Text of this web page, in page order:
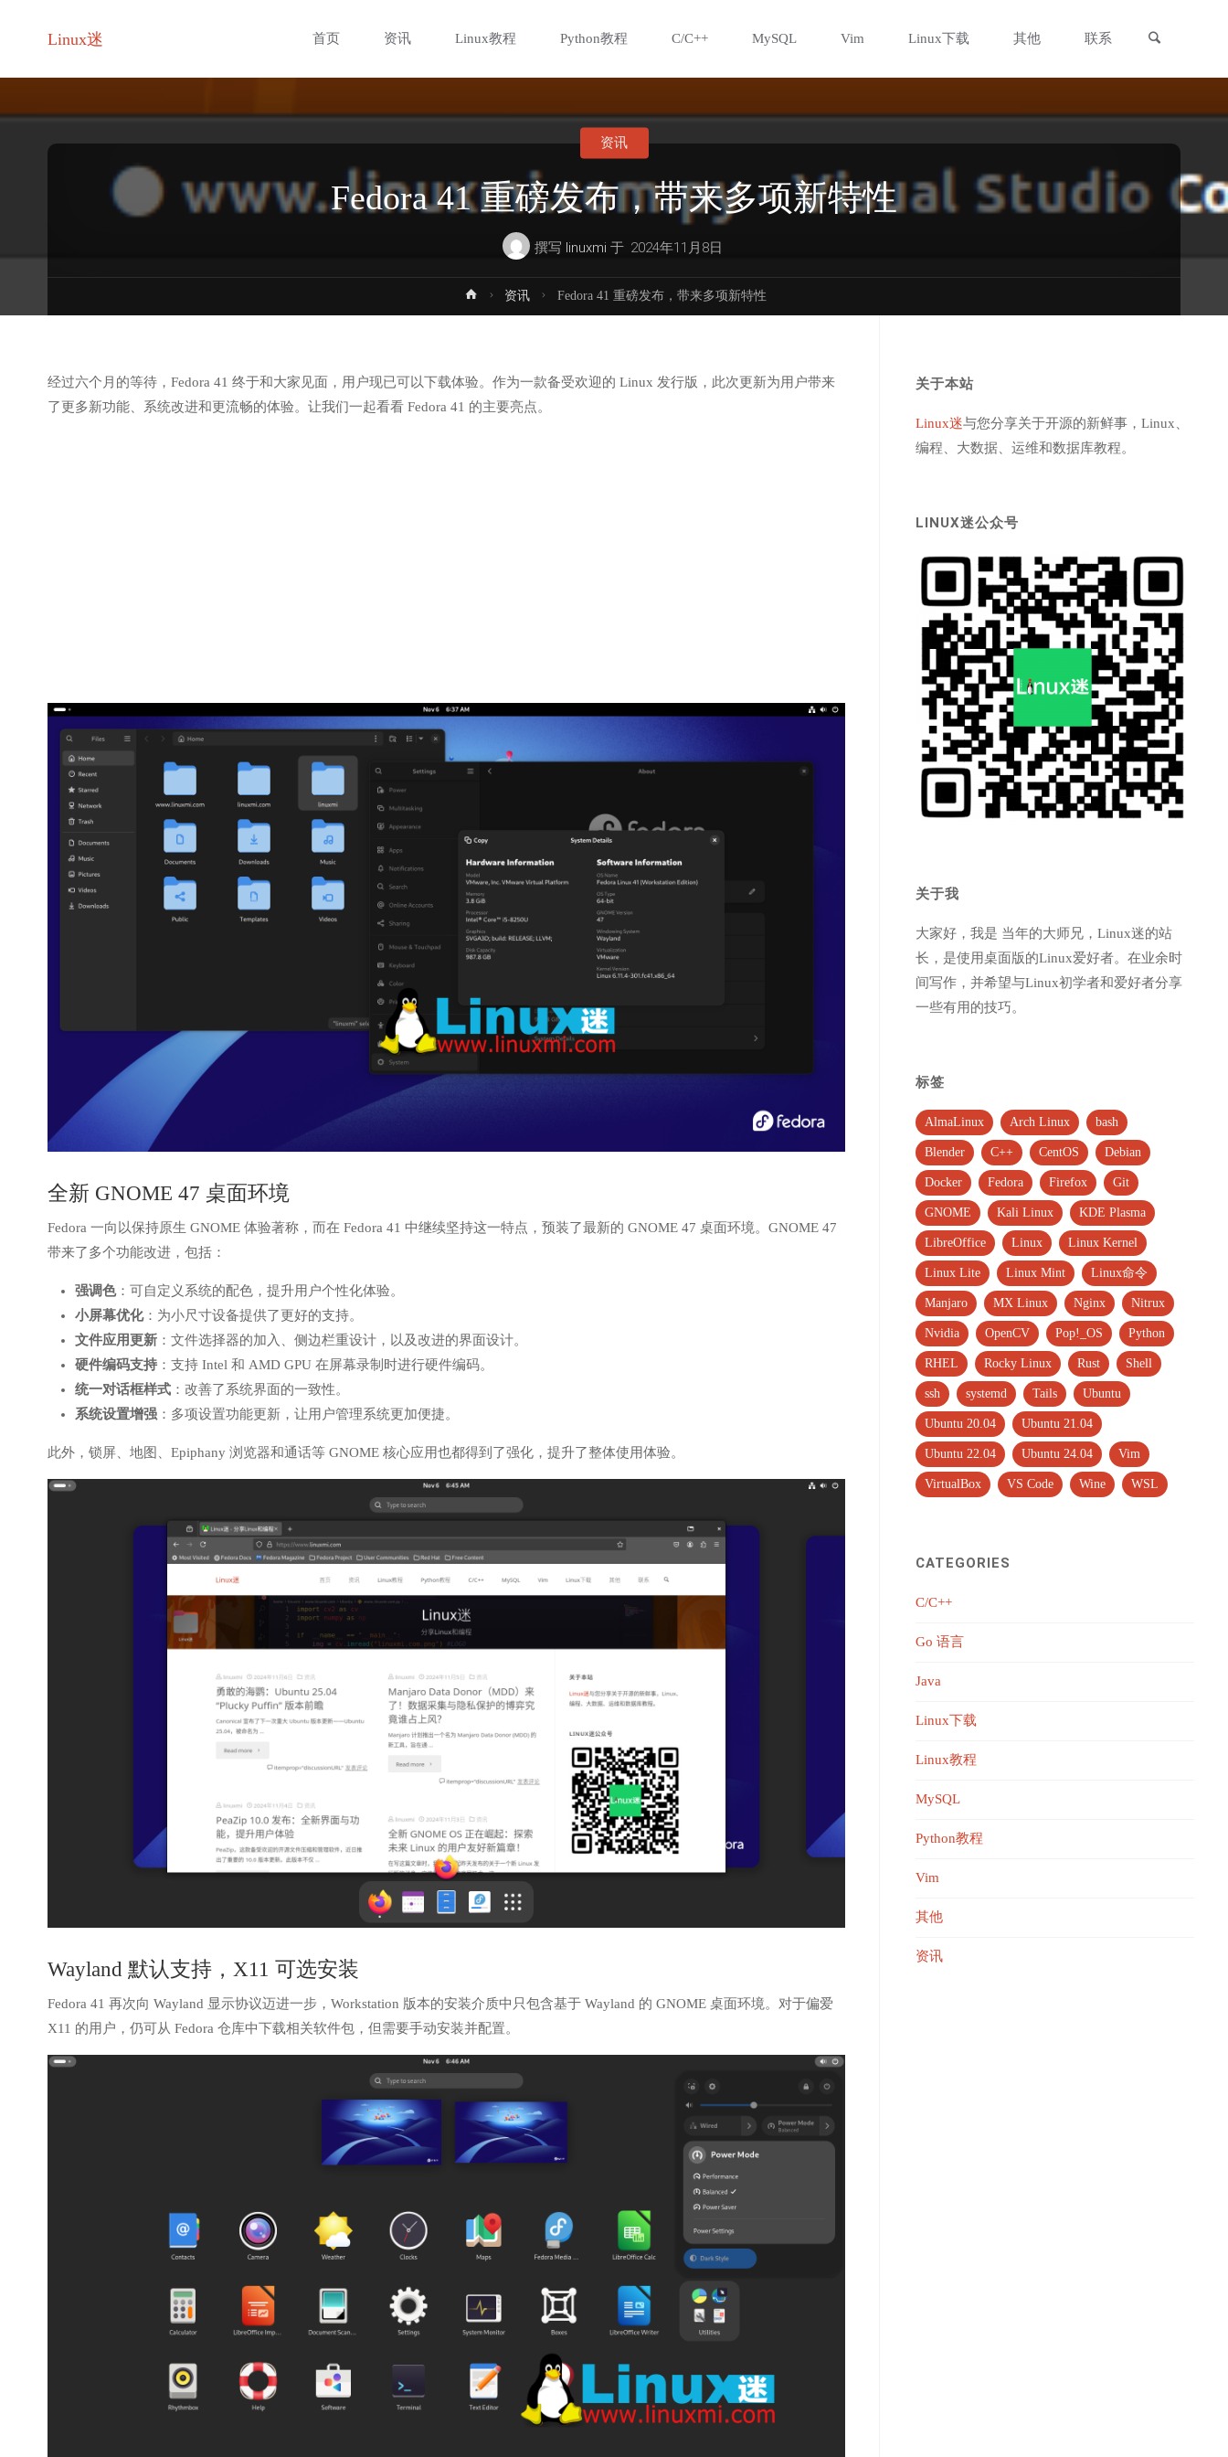
Linux迷
至
容
首页 资讯 Linux教程 Python教程 C/C++ MySQL Vim Linux下载 其他 联系
Fedora 41 重磅发布，带来多项新特性
撰写 linuxmi 于 2024年11月8日
资讯
首
页
资讯 Fedora 41 重磅发布，带来多项新特性
经过六个月的等待，Fedora 41 终于和大家见面，用户现已可以下载体验。作为一款备受欢迎的 Linux 发行版，此次更新为用户带来
了更多新功能、系统改进和更流畅的体验。让我们一起看看 Fedora 41 的主要亮点。
全新 GNOME 47 桌面环境
Fedora 一向以保持原生 GNOME 体验著称，而在 Fedora 41 中继续坚持这一特点，预装了最新的 GNOME 47 桌面环境。GNOME 47
带来了多个功能改进，包括：
强调色：可自定义系统的配色，提升用户个性化体验。
小屏幕优化：为小尺寸设备提供了更好的支持。
文件应用更新 ：文件选择器的加入、侧边栏重设计，以及改进的界面设计。
硬件编码支持 ：支持 Intel 和 AMD GPU 在屏幕录制时进行硬件编码。
统一对话框样式 ：改善了系统界面的一致性。
系统设置增强 ：多项设置功能更新，让用户管理系统更加便捷。
此外，锁屏、地图、Epiphany 浏览器和通话等 GNOME 核心应用也都得到了强化，提升了整体使用体验。
Wayland 默认支持，X11 可选安装
Fedora 41 再次向 Wayland 显示协议迈进一步，Workstation 版本的安装介质中只包含基于 Wayland 的 GNOME 桌面环境。对于偏爱
X11 的用户，仍可从 Fedora 仓库中下载相关软件包，但需要手动安装并配置。
关于本站
Linux迷与您分享关于开源的新鲜事，Linux、
编程、大数据、运维和数据库教程。
LINUX迷公众号
关于我
大家好，我是 当年的大师兄，Linux迷的站
长，是使用桌面版的Linux爱好者。在业余时
间写作，并希望与Linux初学者和爱好者分享
一些有用的技巧。
标签
AlmaLinux Arch Linux bash
Blender C++ CentOS Debian
Docker Fedora Firefox Git
GNOME Kali Linux KDE Plasma
LibreOffice Linux Linux Kernel
Linux Lite Linux Mint Linux命令
Manjaro MX Linux Nginx Nitrux
Nvidia OpenCV Pop!_OS Python
RHEL Rocky Linux Rust Shell
ssh systemd Tails Ubuntu
Ubuntu 20.04 Ubuntu 21.04
Ubuntu 22.04 Ubuntu 24.04 Vim
VirtualBox VS Code Wine WSL
CATEGORIES
C/C++
Go 语言
Java
Linux下载
Linux教程
MySQL
Python教程
Vim
其他
资讯